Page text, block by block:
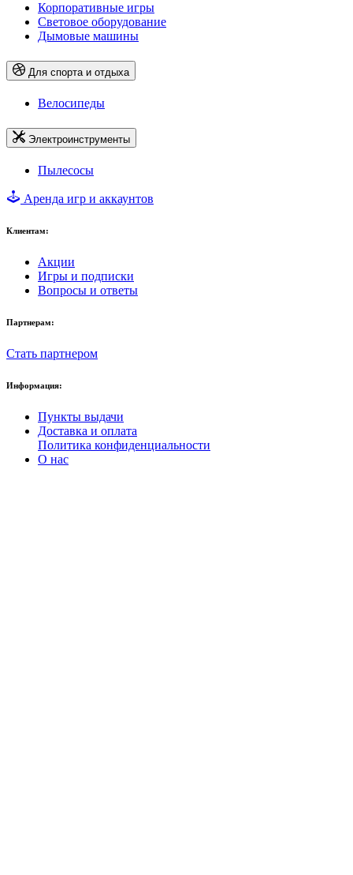
Корпоративные игры
Световое оборудование
Дымовые машины
Для спорта и отдыха
Велосипеды
Электроинструменты
Пылесосы
Аренда игр и аккаунтов
Клиентам:
Акции
Игры и подписки
Вопросы и ответы
Партнерам:
Стать партнером
Информация:
Пункты выдачи
Доставка и оплата
Политика конфиденциальности
О нас